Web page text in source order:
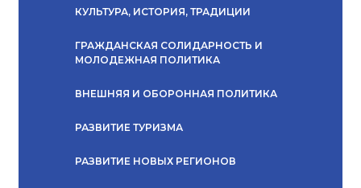
КУЛЬТУРА, ИСТОРИЯ, ТРАДИЦИИ
ГРАЖДАНСКАЯ СОЛИДАРНОСТЬ И
МОЛОДЕЖНАЯ ПОЛИТИКА
ВНЕШНЯЯ И ОБОРОННАЯ ПОЛИТИКА
РАЗВИТИЕ ТУРИЗМА
РАЗВИТИЕ НОВЫХ РЕГИОНОВ